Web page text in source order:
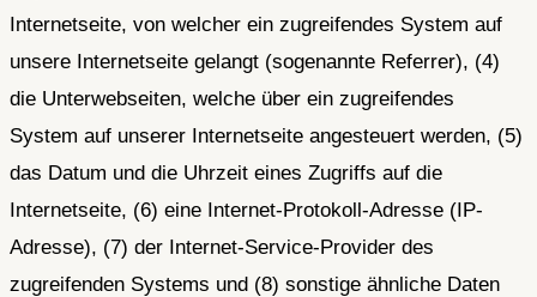
Internetseite, von welcher ein zugreifendes System auf
unsere Internetseite gelangt (sogenannte Referrer), (4)
die Unterwebseiten, welche über ein zugreifendes
System auf unserer Internetseite angesteuert werden, (5)
das Datum und die Uhrzeit eines Zugriffs auf die
Internetseite, (6) eine Internet-Protokoll-Adresse (IP-
Adresse), (7) der Internet-Service-Provider des
zugreifenden Systems und (8) sonstige ähnliche Daten